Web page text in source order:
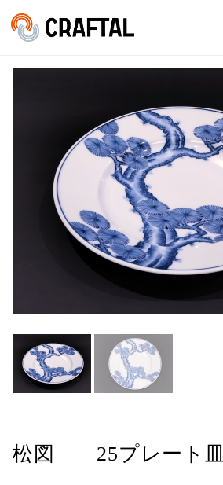
会員登録・ログイン
お知らせ一覧
松図 25プレート皿